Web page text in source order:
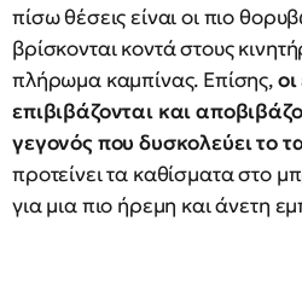
πίσω θέσεις είναι οι πιο
βρίσκονται κοντά στους
πλήρωμα καμπίνας. Επίσης,
επιβιβάζονται και
γεγονός που δυσκολεύει το
προτείνει τα καθίσματα στο
για μια πιο ήρεμη και άνετη